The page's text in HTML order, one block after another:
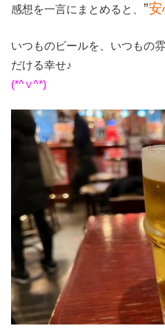
感想を一言にまとめると、 ”安
いつものビールを、いつもの
だける幸せ♪
(*^∨^*)